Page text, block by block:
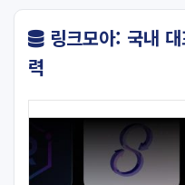
링크모아: 국내
력